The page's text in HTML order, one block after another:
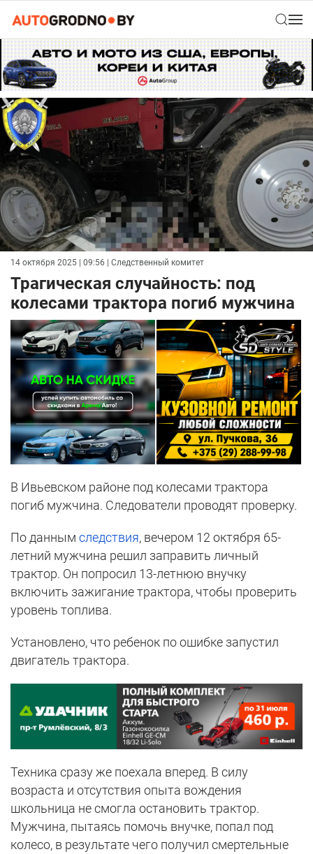
14 октября 2025 | 09:56 | Следственный комитет
Трагическая случайность: под
колесами трактора погиб мужчина
В Ивьевском районе под колесами трактора
погиб мужчина. Следователи проводят проверку.
По данным следствия, вечером 12 октября 65-
летний мужчина решил заправить личный
трактор. Он попросил 13-летнюю внучку
включить зажигание трактора, чтобы проверить
уровень топлива.
Установлено, что ребенок по ошибке запустил
двигатель трактора.
Техника сразу же поехала вперед. В силу
возраста и отсутствия опыта вождения
школьница не смогла остановить трактор.
Мужчина, пытаясь помочь внучке, попал под
колесо, в результате чего получил смертельные